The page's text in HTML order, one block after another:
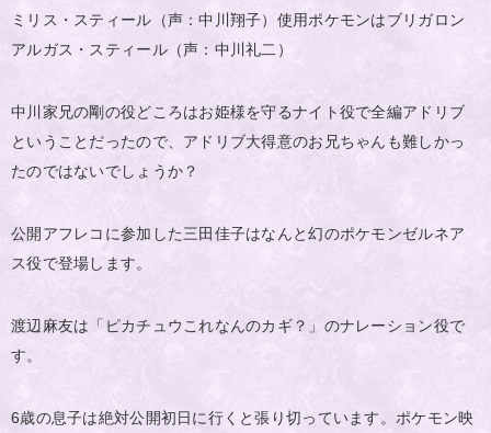
ミリス・スティール（声：中川翔子）使用ポケモンはブリガロン
アルガス・スティール（声：中川礼二）
中川家兄の剛の役どころはお姫様を守るナイト役で全編アドリブ
ということだったので、アドリブ大得意のお兄ちゃんも難しかっ
たのではないでしょうか？
公開アフレコに参加した三田佳子はなんと幻のポケモンゼルネア
ス役で登場します。
渡辺麻友は「ピカチュウこれなんのカギ？」のナレーション役で
す。
6歳の息子は絶対公開初日に行くと張り切っています。ポケモン映